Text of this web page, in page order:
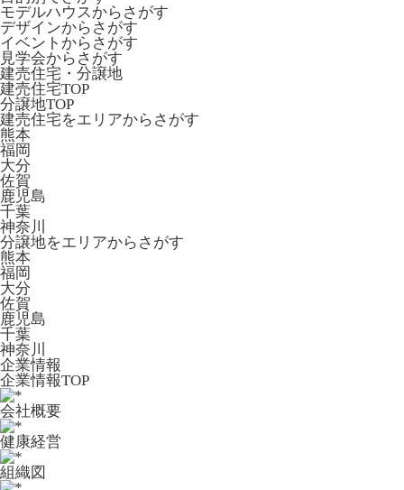
モデルハウスからさがす
デザインからさがす
イベントからさがす
見学会からさがす
建売住宅・分譲地
建売住宅TOP
分譲地TOP
建売住宅をエリアからさがす
熊本
福岡
大分
佐賀
鹿児島
千葉
神奈川
分譲地をエリアからさがす
熊本
福岡
大分
佐賀
鹿児島
千葉
神奈川
企業情報
企業情報TOP
会社概要
健康経営
組織図